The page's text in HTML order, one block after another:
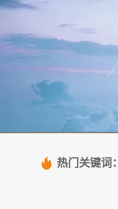
热门关键词：